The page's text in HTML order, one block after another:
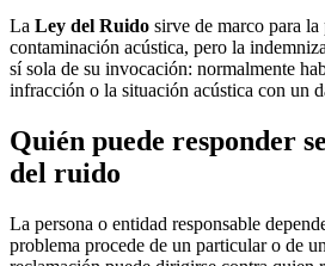
La Ley del Ruido sirve de marco para
contaminación acústica, pero la
sí sola de su invocación: normalmente
infracción o la situación acústica con un
Quién puede responder
del ruido
La persona o entidad responsable
problema procede de un particular o de